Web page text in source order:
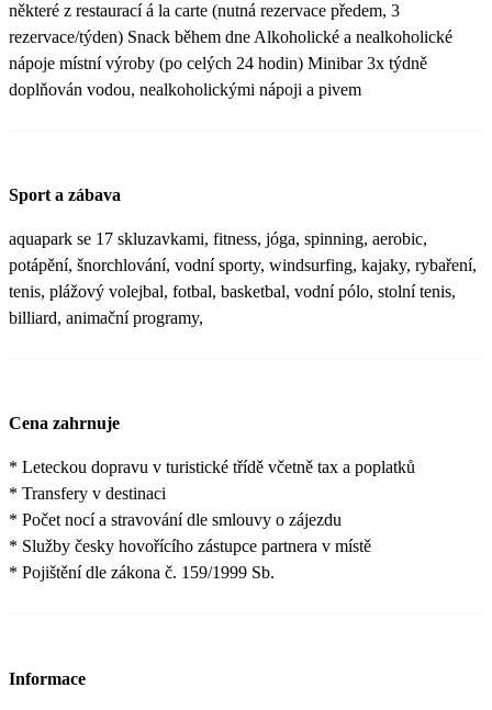
některé z restaurací á la carte (nutná rezervace předem, 3
rezervace/týden) Snack během dne Alkoholické a nealkoholické
nápoje místní výroby (po celých 24 hodin) Minibar 3x týdně
doplňován vodou, nealkoholickými nápoji a pivem
Sport a zábava
aquapark se 17 skluzavkami, fitness, jóga, spinning, aerobic,
potápění, šnorchlování, vodní sporty, windsurfing, kajaky, rybaření,
tenis, plážový volejbal, fotbal, basketbal, vodní pólo, stolní tenis,
billiard, animační programy,
Cena zahrnuje
* Leteckou dopravu v turistické třídě včetně tax a poplatků
* Transfery v destinaci
* Počet nocí a stravování dle smlouvy o zájezdu
* Služby česky hovořícího zástupce partnera v místě
* Pojištění dle zákona č. 159/1999 Sb.
Informace